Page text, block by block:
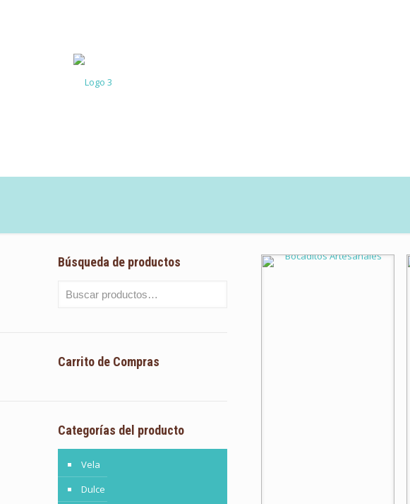
Búsqueda de productos
Carrito de Compras
Categorías del producto
Vela
Dulce